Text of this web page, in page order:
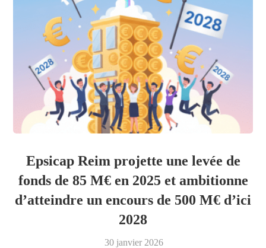
Epsicap Reim projette une levée de
fonds de 85 M€ en 2025 et ambitionne
d’atteindre un encours de 500 M€ d’ici
2028
30 janvier 2026